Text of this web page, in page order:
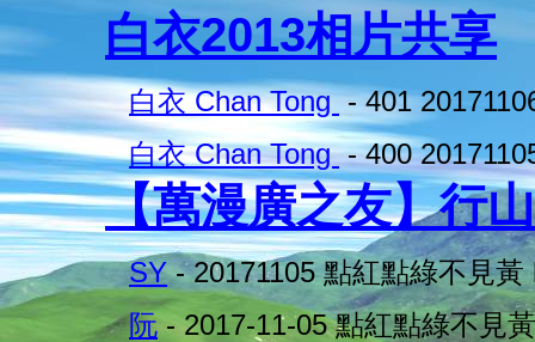
白衣2013相片共享
白衣 Chan Tong- 401
白衣 Chan Tong- 400
【萬漫廣之友】行
SY- 20171105 點紅點綠不見黃
阮 - 2017-11-05 點紅點綠不見黃